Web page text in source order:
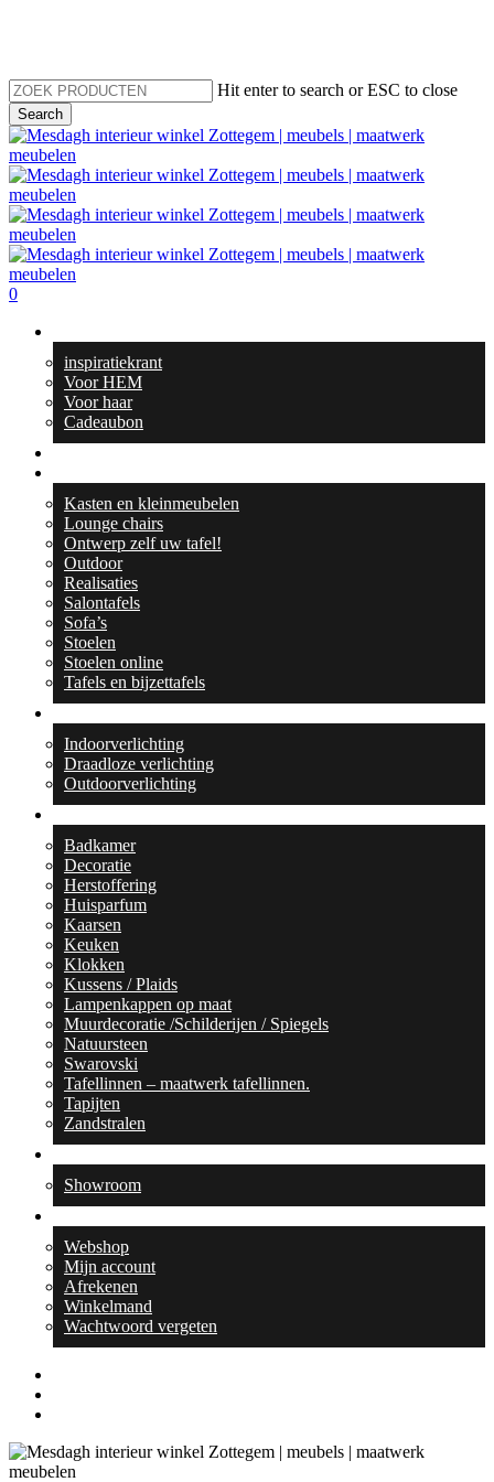
content
Hit enter to search or ESC to close
Search
Close
Search
search
0
inspiratiekrant
Voor HEM
Voor haar
Cadeaubon
Kasten en kleinmeubelen
Lounge chairs
Ontwerp zelf uw tafel!
Outdoor
Realisaties
Salontafels
Sofa’s
Stoelen
Stoelen online
Tafels en bijzettafels
Indoorverlichting
Draadloze verlichting
Outdoorverlichting
Badkamer
Decoratie
Herstoffering
Huisparfum
Kaarsen
Keuken
Klokken
Kussens / Plaids
Lampenkappen op maat
Muurdecoratie /Schilderijen / Spiegels
Natuursteen
Swarovski
Tafellinnen – maatwerk tafellinnen.
Tapijten
Zandstralen
Showroom
Webshop
Mijn account
Afrekenen
Winkelmand
Wachtwoord vergeten